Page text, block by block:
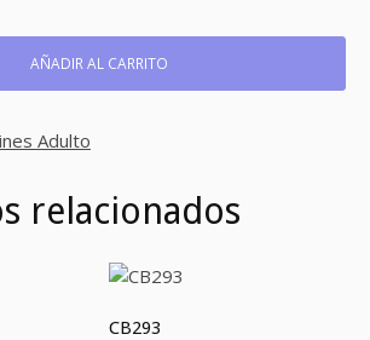
AÑADIR AL CARRITO
Adulto
relacionados
CB293